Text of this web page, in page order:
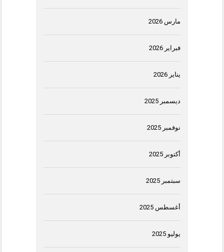
مارس 2026
فبراير 2026
يناير 2026
ديسمبر 2025
نوفمبر 2025
أكتوبر 2025
سبتمبر 2025
أغسطس 2025
يوليو 2025